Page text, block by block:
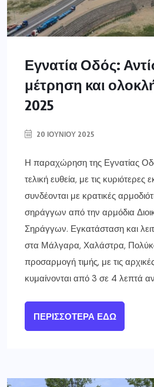
Εγνατία Οδός:
μέτρηση και
2025
20 ΙΟΥΝΊΟΥ 2025
Η παραχώρηση της Εγνατίας
τελική ευθεία, με τις κυριότερες
συνδέονται με κρατικές
σηράγγων από την αρμόδια
Σηράγγων. Εγκατάσταση και
στα Μάλγαρα, Χαλάστρα,
προσαρμογή τιμής, με τις
κυμαίνονται από 3 σε 4 λεπτά
ΠΕΡΙΣΣΌΤΕΡΑ ΕΔΏ